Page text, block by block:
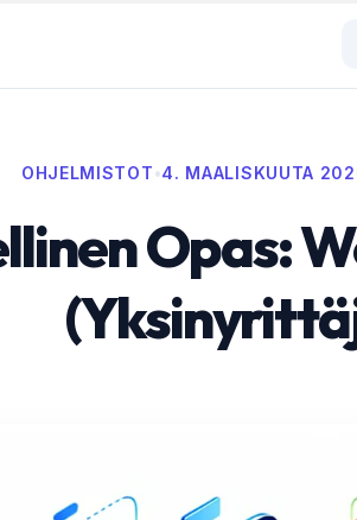
OHJELMISTOT•4. MAALISKUUTA
Opas: